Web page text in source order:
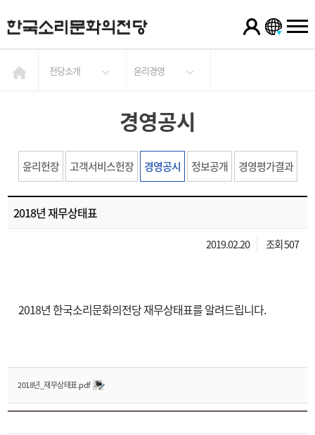
전당소개 윤리경영
경영공시
윤리헌장 고객서비스헌장 경영공시 정보공개 경영평가결과
2018년 재무상태표
2019.02.20 조회 507
2018년 한국소리문화의전당 재무상태표를 알려드립니다.
2018년_재무상태표.pdf